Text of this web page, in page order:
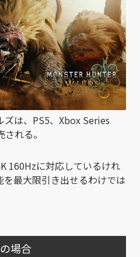
は、PS5、Xbox Series
れる。
160Hzに対応しているけれ
を最大限引き出せるわけでは
場合